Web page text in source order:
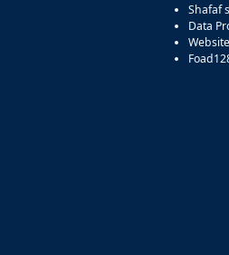
Shafaf
Data